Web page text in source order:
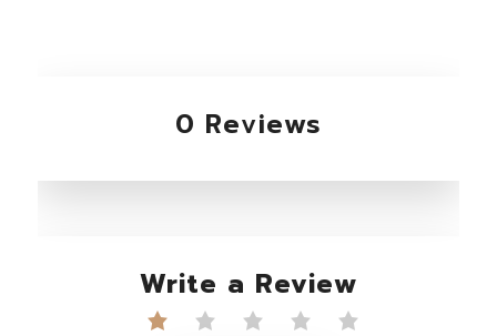
0 Reviews
Write a Review